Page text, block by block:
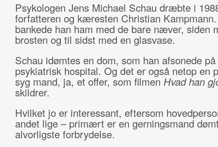
Psykologen Jens Michael Schau dræbte i
forfatteren og kæresten Christian
bankede han ham med de bare næver, siden
brosten og til sidst med en glasvase.
Schau idømtes en dom, som han afsonede
psykiatrisk hospital. Og det er også netop en
syg mand, ja, et offer, som filmen Hvad han
skildrer.
Hvilket jo er interessant, eftersom
andet lige – primært er en gerningsmand
alvorligste forbrydelse.